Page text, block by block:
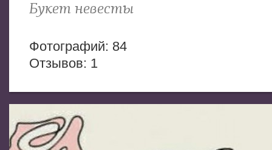
Букет невесты
Фотогрaфий: 84
Отзывов: 1